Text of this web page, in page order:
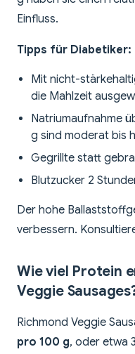
Einfluss.
Tipps für Diabetiker:
Mit nicht-
die Mahlzeit
Natriumaufnahme
g sind moderat bis
Gegrillte statt
Blutzucker 2
Der hohe
verbessern.
Wie viel Protein
Veggie
Richmond Veggie
pro 100 g, oder etwa